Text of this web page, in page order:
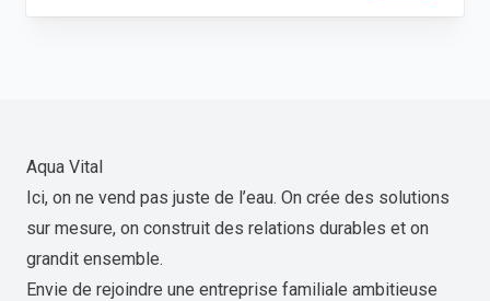
Aqua Vital
Ici, on ne vend pas juste de l’eau. On crée des solutions
sur mesure, on construit des relations durables et on
grandit ensemble.
Envie de rejoindre une entreprise familiale ambitieuse